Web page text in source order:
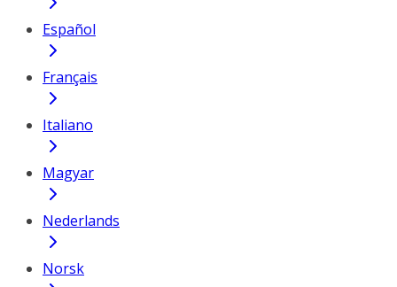
Español
Français
Italiano
Magyar
Nederlands
Norsk